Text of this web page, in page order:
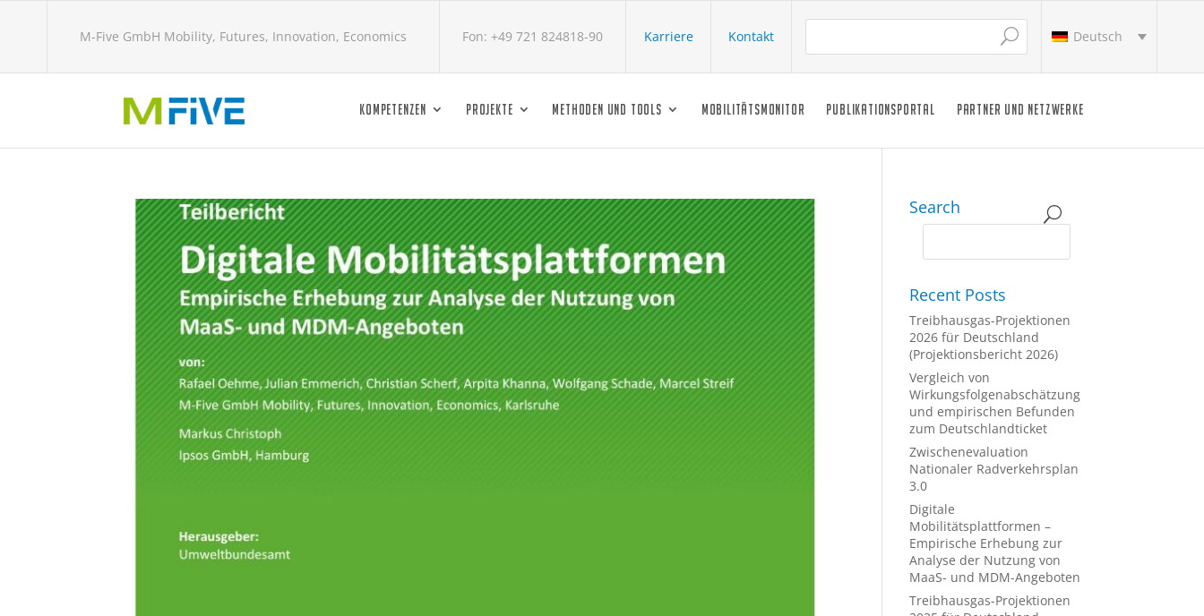
M-Five GmbH Mobility, Futures, Innovation, Economics Fon: +49 721 824818-90 Karriere Kontakt Deutsch
KOMPETENZEN PROJEKTE METHODEN UND TOOLS MOBILITÄTSMONITOR PUBLIKATIONSPORTAL PARTNER UND NETZWERKE
Search
Recent Posts
Treibhausgas-Projektionen
2026 für Deutschland
(Projektionsbericht 2026)
Vergleich von
Wirkungsfolgenabschätzung
und empirischen Befunden
zum Deutschlandticket
Zwischenevaluation
Nationaler Radverkehrsplan
3.0
Digitale
Mobilitätsplattformen –
Empirische Erhebung zur
Analyse der Nutzung von
MaaS- und MDM-Angeboten
Treibhausgas-Projektionen